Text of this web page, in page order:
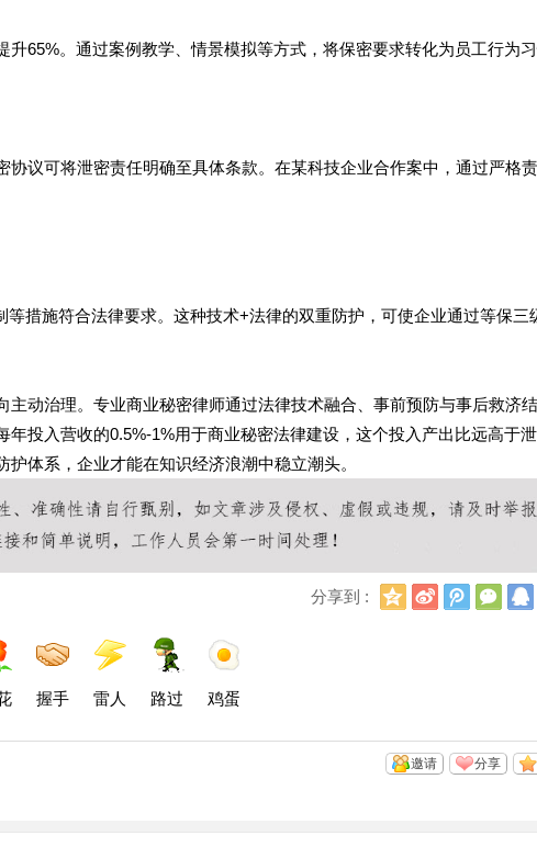
65%。通过案例教学、情景模拟等方式，将保密要求转化为员工行为习
议可将泄密责任明确至具体条款。在某科技企业合作案中，通过严格
措施符合法律要求。这种技术+法律的双重防护，可使企业通过等保三
动治理。专业商业秘密律师通过法律技术融合、事前预防与事后救济
投入营收的0.5%-1%用于商业秘密法律建设，这个投入产出比远高于
体系，企业才能在知识经济浪潮中稳立潮头。
分享到 :
Q
新
浪
腾
讯
微
信
握手 雷人 路过 鸡蛋
分享
邀请